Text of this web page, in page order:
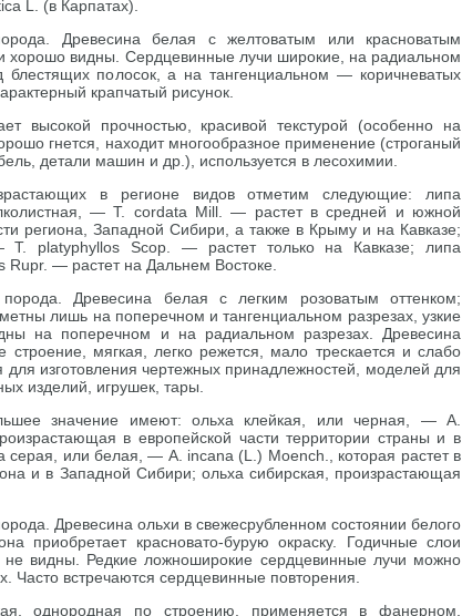
L. (в Карпатах).
Древесина белая с желтоватым или красноватым
хорошо видны. Сердцевинные лучи широкие, на радиальном
блестящих полосок, а на тангенциальном — коричневатых
крапчатый рисунок.
высокой прочностью, красивой текстурой (особенно на
гнется, находит многообразное применение (строганый
детали машин и др.), используется в лесохимии.
в регионе видов отметим следующие: липа
— Т. cordata Mill. — растет в средней и южной
региона, Западной Сибири, а также в Крыму и на Кавказе;
Т. platyphyllos Scop. — растет только на Кавказе; липа
— растет на Дальнем Востоке.
Древесина белая с легким розоватым оттенком;
лишь на поперечном и тангенциальном разрезах, узкие
на поперечном и на радиальном разрезах. Древесина
мягкая, легко режется, мало трескается и слабо
для изготовления чертежных принадлежностей, моделей для
изделий, игрушек, тары.
значение имеют: ольха клейкая, или черная, — A.
в европейской части территории страны и в
серая, или белая, — A. incana (L.) Moench., которая растет в
и в Западной Сибири; ольха сибирская, произрастающая
Древесина ольхи в свежесрубленном состоянии белого
приобретает красновато-бурую окраску. Годичные слои
видны. Редкие ложноширокие сердцевинные лучи можно
Часто встречаются сердцевинные повторения.
однородная по строению, применяется в фанерном,